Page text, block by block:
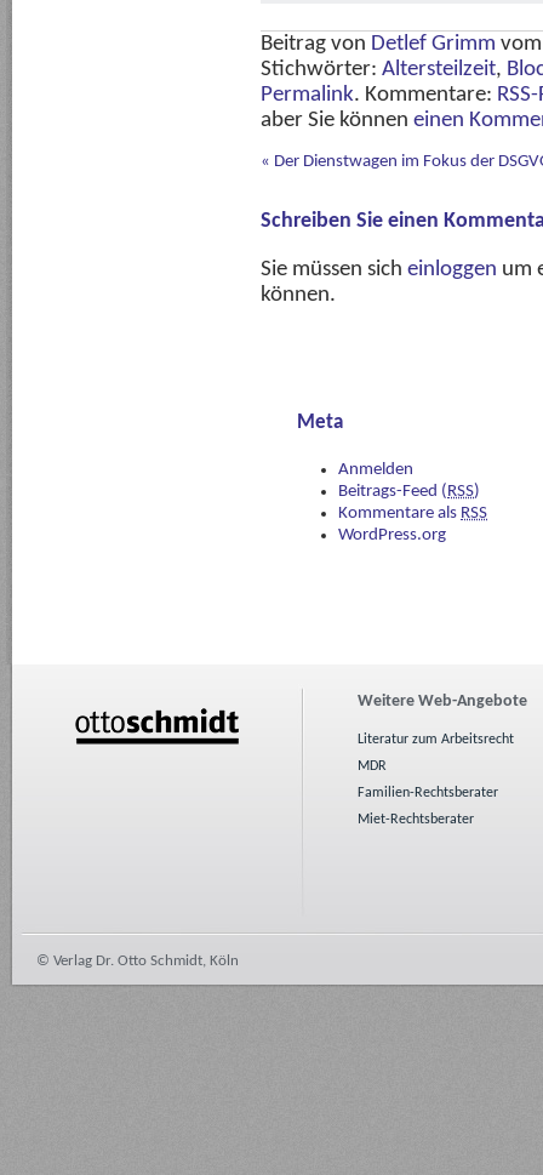
Beitrag von Detlef Grimm
Stichwörter: Altersteilzeit,
Permalink. Kommentare:
aber Sie können einen
« Der Dienstwagen im Fokus der
Schreiben Sie einen
Sie müssen sich einloggen um
können.
Meta
Anmelden
Beitrags-Feed (RSS)
Kommentare als RSS
WordPress.org
Weitere Web-Angebote
Literatur zum Arbeitsrecht
MDR
Familien-Rechtsberater
Miet-Rechtsberater
© Verlag Dr. Otto Schmidt, Köln